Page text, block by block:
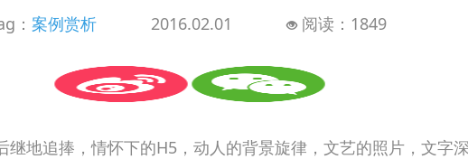
： 案例赏析 2016.02.01 阅读：1849
继地追捧，情怀下的H5，动人的背景旋律，文艺的照片，文字